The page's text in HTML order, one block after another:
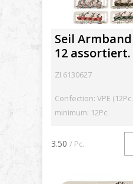
Seil
12 assortiert.
ZI 6130627
Confection: VPE
minimum: 12Pc.
3.50 / Pc.